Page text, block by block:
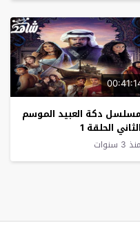
مسلسل دكة العبيد الموسم
الثاني الحلقة 1
منذ 3 سنوات